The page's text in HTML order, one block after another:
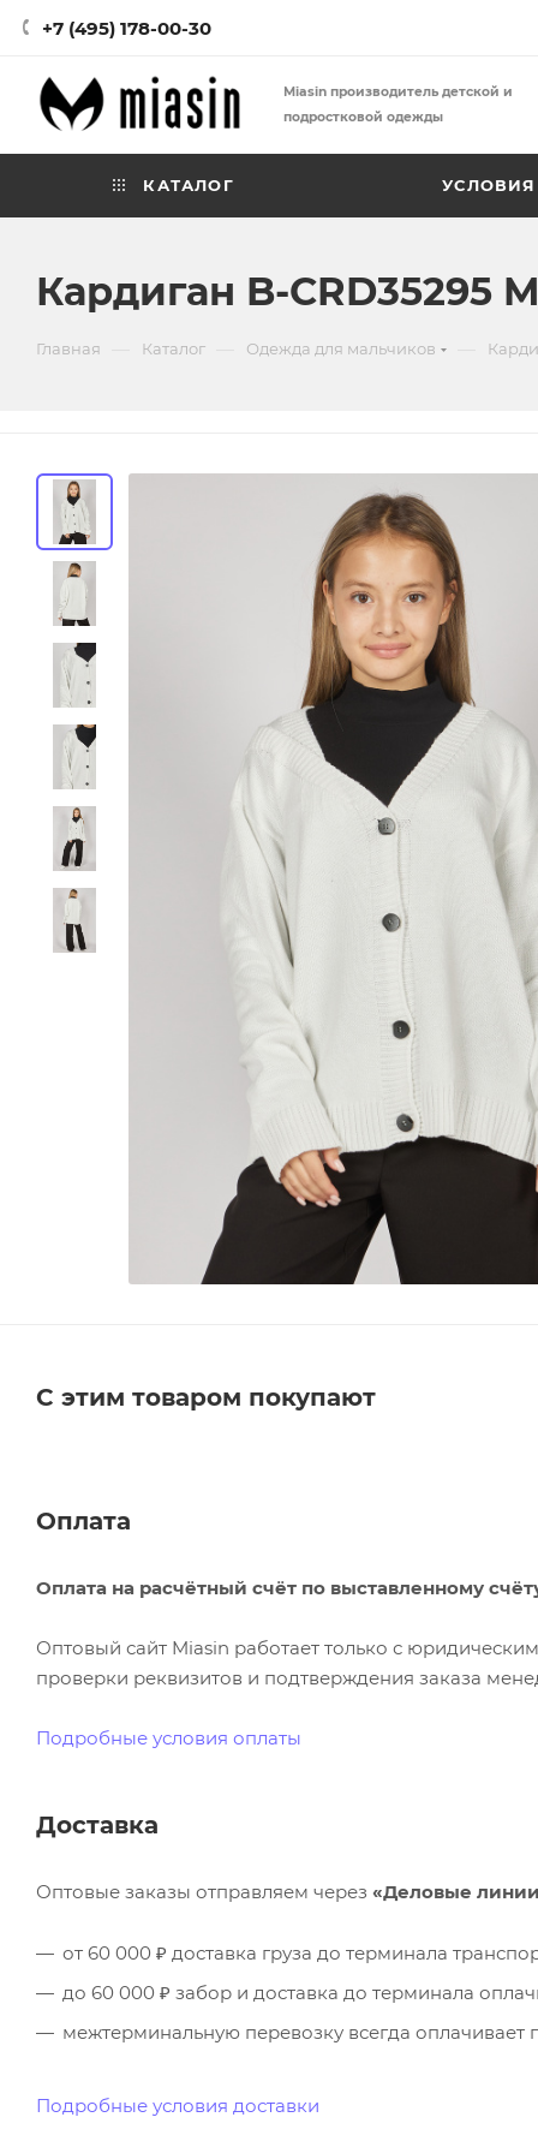
+7 (495) 178-00-30
Miasin производитель детской и
подростковой одежды
КАТАЛОГ
Кардиган B-CRD35295
Главная Каталог Одежда для мальчиков
С этим товаром покупают
Оплата
Оплата на расчётный счёт по выставленному
Оптовый сайт Miasin работает только с
проверки реквизитов и подтверждения заказа
Подробные условия оплаты
Доставка
Оптовые заказы отправляем через «Деловые
от 60 000 ₽ доставка груза до терминала
до 60 000 ₽ забор и доставка до терминала
межтерминальную перевозку всегда
Подробные условия доставки